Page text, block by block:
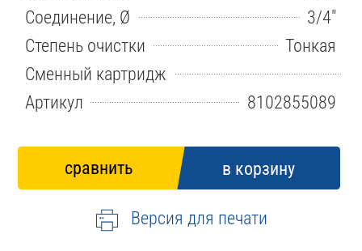
Соединение, Ø
3/4″
Степень очистки
Тонкая
Сменный картридж
Артикул
8102855089
Версия для печати